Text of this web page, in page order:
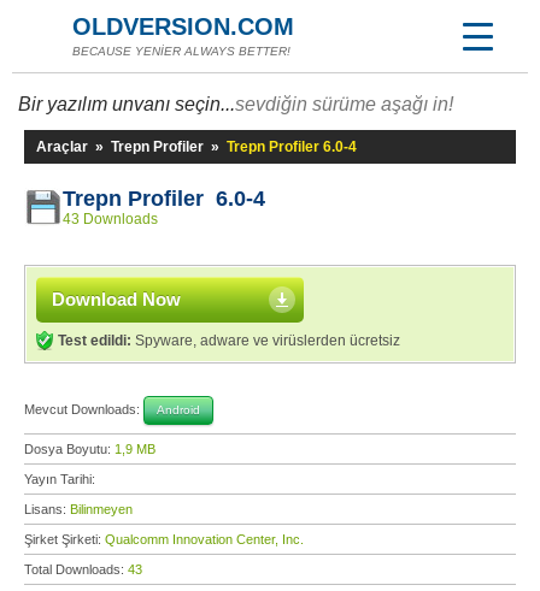
OLDVERSION.COM
BECAUSE YENİER ALWAYS BETTER!
Bir yazılım unvanı seçin...sevdiğin sürüme aşağı in!
Araçlar » Trepn Profiler » Trepn Profiler 6.0-4
Trepn Profiler 6.0-4
43 Downloads
Download Now
Test edildi: Spyware, adware ve virüslerden ücretsiz
Mevcut Downloads: Android
Dosya Boyutu: 1,9 MB
Yayın Tarihi:
Lisans: Bilinmeyen
Şirket Şirketi: Qualcomm Innovation Center, Inc.
Total Downloads: 43